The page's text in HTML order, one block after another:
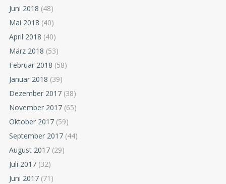
Juni 2018 (48)
Mai 2018 (40)
April 2018 (40)
März 2018 (53)
Februar 2018 (58)
Januar 2018 (39)
Dezember 2017 (38)
November 2017 (65)
Oktober 2017 (59)
September 2017 (44)
August 2017 (29)
Juli 2017 (32)
Juni 2017 (71)